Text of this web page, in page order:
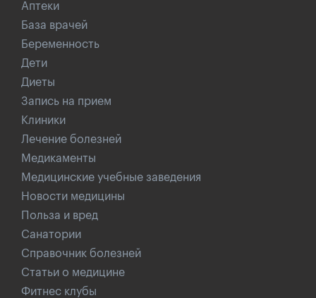
Аптеки
База врачей
Беременность
Дети
Диеты
Запись на прием
Клиники
Лечение болезней
Медикаменты
Медицинские учебные заведения
Новости медицины
Польза и вред
Санатории
Справочник болезней
Статьи о медицине
Фитнес клубы